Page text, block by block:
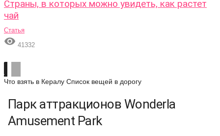
Страны, в которых можно увидеть, как растет
чай
Статья
 41332
Что взять в Кералу Список вещей в дорогу
Парк аттракционов Wonderla
Amusement Park